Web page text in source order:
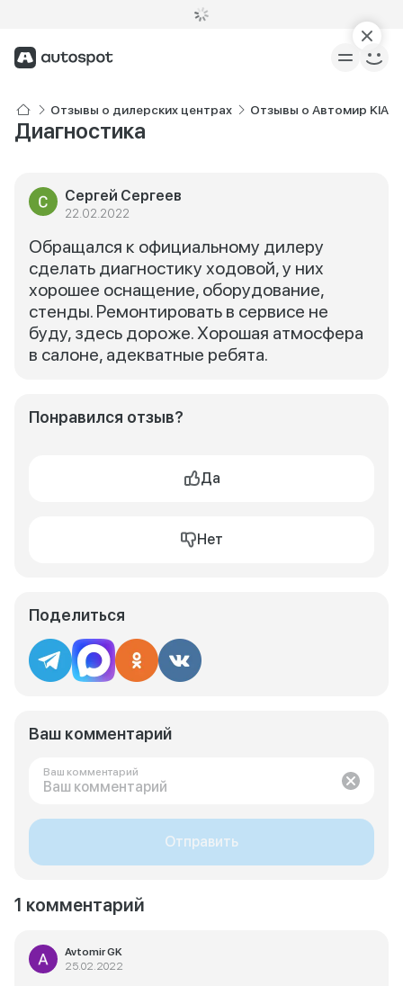
Отзывы о дилерских центрах Отзывы о Автомир KIA
Диагностика
Сергей Сергеев
22.02.2022
Обращался к официальному дилеру
сделать диагностику ходовой, у них
хорошее оснащение, оборудование,
стенды. Ремонтировать в сервисе не
буду, здесь дороже. Хорошая атмосфера
в салоне, адекватные ребята.
Понравился отзыв?
Да
Нет
Поделиться
Ваш комментарий
Ваш комментарий
Отправить
1 комментарий
Avtomir GK
25.02.2022